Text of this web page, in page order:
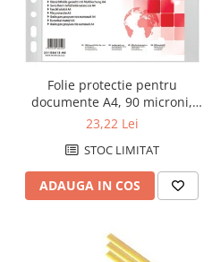
Folie protectie pentru
documente A4, 90 microni,
50/set, Office Products Maxi -
23,22 Lei
STOC LIMITAT
ADAUGA IN COS